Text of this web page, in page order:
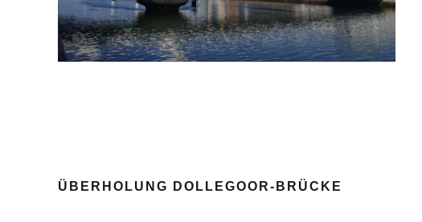
ÜBERHOLUNG DOLLEGOOR-BRÜCKE